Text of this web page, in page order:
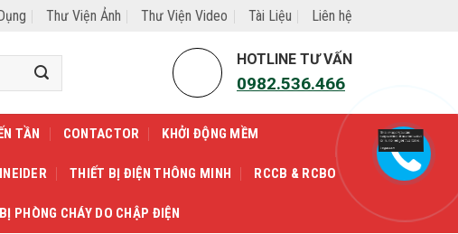
Thư Viện Ảnh Thư Viện Video Tài Liệu Liên hệ
HOTLINE TƯ VẤN
0982.536.466
TẦN CONTACTOR KHỞI ĐỘNG MỀM
THIẾT BỊ ĐIỆN THÔNG MINH RCCB & RCBO
PHÒNG CHÁY DO CHẬP ĐIỆN